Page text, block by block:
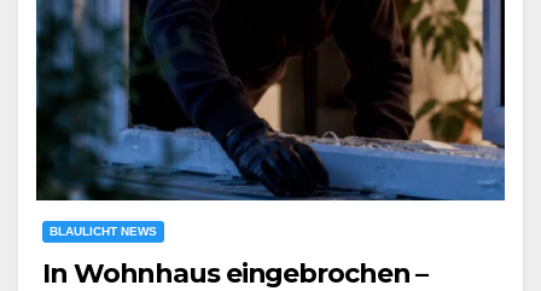
BLAULICHT NEWS
In Wohnhaus eingebrochen –